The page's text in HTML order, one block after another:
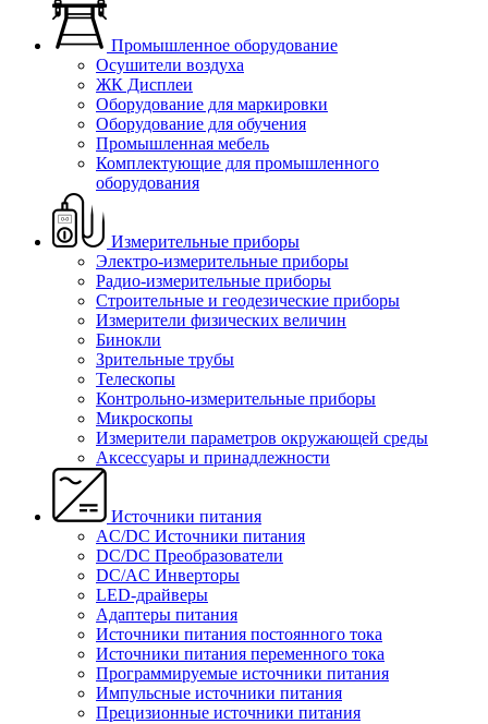
Промышленное оборудование
Осушители воздуха
ЖК Дисплеи
Оборудование для маркировки
Оборудование для обучения
Промышленная мебель
Комплектующие для промышленного
оборудования
Измерительные приборы
Электро-измерительные приборы
Радио-измерительные приборы
Строительные и геодезические приборы
Измерители физических величин
Бинокли
Зрительные трубы
Телескопы
Контрольно-измерительные приборы
Микроскопы
Измерители параметров окружающей среды
Аксессуары и принадлежности
Источники питания
AC/DC Источники питания
DC/DC Преобразователи
DC/AC Инверторы
LED-драйверы
Адаптеры питания
Источники питания постоянного тока
Источники питания переменного тока
Программируемые источники питания
Импульсные источники питания
Прецизионные источники питания